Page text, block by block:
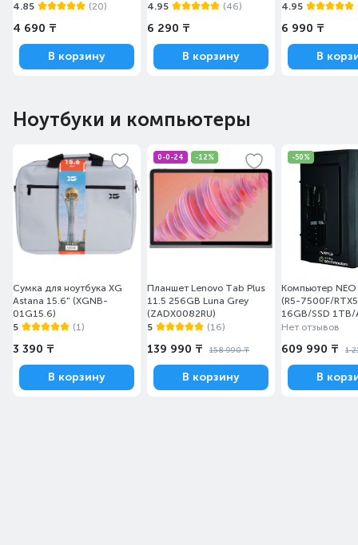
4.85
(20)
4 690 ₸
В корзину
4.95 (46)
6 290 ₸
В корзину
4.95
6 990 ₸
В
Ноутбуки и компьютеры
Сумка для ноутбука XG
Astana 15.6" (XGNB-
01G15.6)
5
(1)
3 390 ₸
В корзину
0-0-24 -12%
Планшет Lenovo Tab Plus
11.5 256GB Luna Grey
(ZADX0082RU)
5
(16)
139 990 ₸ 158 990 ₸
В корзину
-50%
Компьютер
(R5-7500F/
16GB/SSD
B/MA100 MESH)
Нет отзывов
609 990 ₸ 1
В